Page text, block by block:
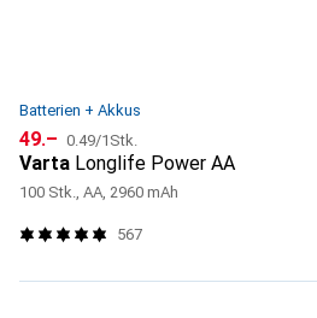
Batterien + Akkus
CHF
49.– CHF
0.49/1Stk.
Varta Longlife Power AA
100 Stk., AA, 2960 mAh
567